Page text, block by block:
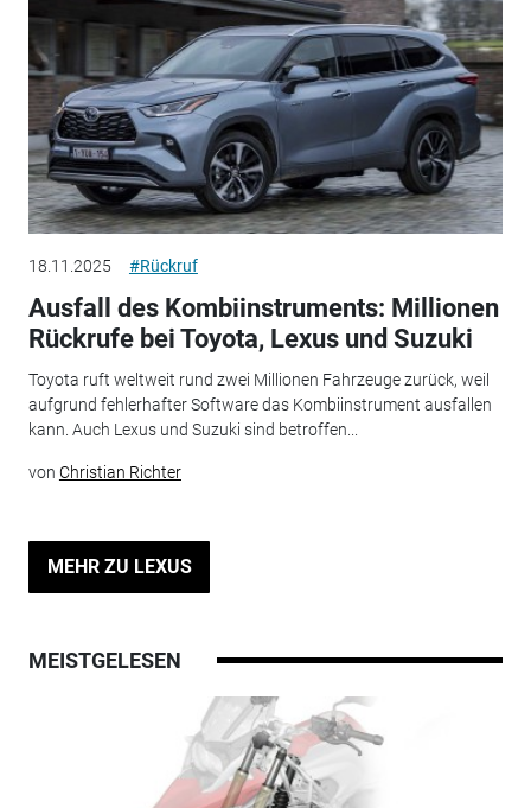
18.11.2025 #Rückruf
Ausfall des Kombiinstruments: Millionen
Rückrufe bei Toyota, Lexus und Suzuki
Toyota ruft weltweit rund zwei Millionen Fahrzeuge zurück, weil
aufgrund fehlerhafter Software das Kombiinstrument ausfallen
kann. Auch Lexus und Suzuki sind betroffen...
von Christian Richter
MEHR ZU LEXUS
MEISTGELESEN